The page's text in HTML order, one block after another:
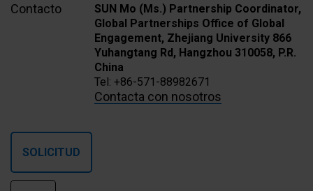
Contacto
SUN Mo (Ms.) Partnership Coordinator,
Global Partnerships Office of Global
Engagement, Zhejiang University 866
Yuhangtang Rd, Hangzhou 310058, P.R.
China
Tel: +86-571-88982671
Contacta con nosotros
SOLICITUD